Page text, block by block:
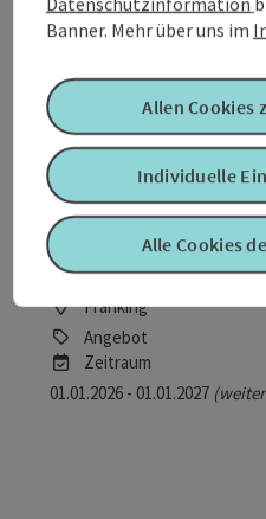
Moor"
Franking
Angebot
Zeitraum
01.01.2026 - 01.01.2027
Banner. Mehr über uns im
Alle Cookies
Individuelle
Allen Cookies